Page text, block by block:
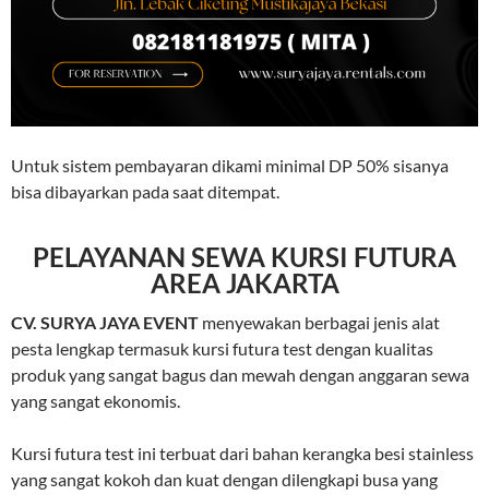
Untuk sistem pembayaran dikami minimal DP 50% sisanya
bisa dibayarkan pada saat ditempat.
PELAYANAN SEWA KURSI FUTURA
AREA JAKARTA
CV. SURYA JAYA EVENT menyewakan berbagai jenis alat
pesta lengkap termasuk kursi futura test dengan kualitas
produk yang sangat bagus dan mewah dengan anggaran sewa
yang sangat ekonomis.
Kursi futura test ini terbuat dari bahan kerangka besi stainless
yang sangat kokoh dan kuat dengan dilengkapi busa yang